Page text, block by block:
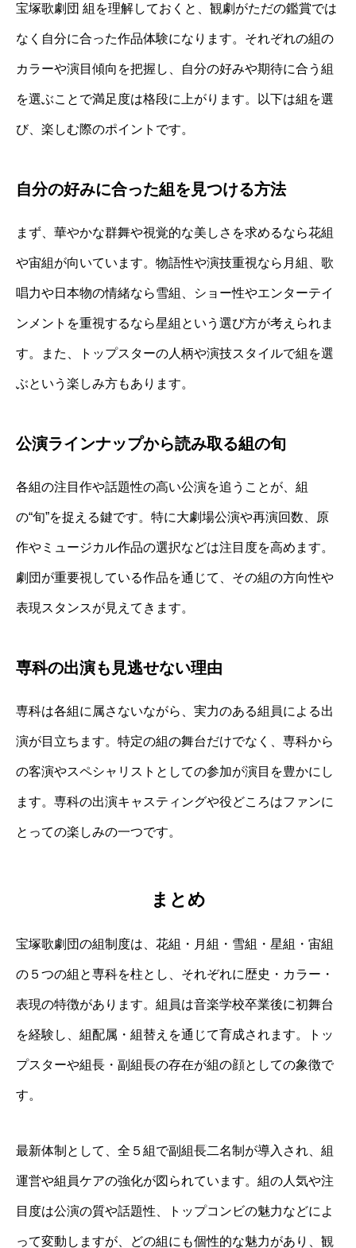
宝塚歌劇団 組を理解しておくと、観劇がただの鑑賞では
なく自分に合った作品体験になります。それぞれの組の
カラーや演目傾向を把握し、自分の好みや期待に合う組
を選ぶことで満足度は格段に上がります。以下は組を選
び、楽しむ際のポイントです。
自分の好みに合った組を見つける方法
まず、華やかな群舞や視覚的な美しさを求めるなら花組
や宙組が向いています。物語性や演技重視なら月組、歌
唱力や日本物の情緒なら雪組、ショー性やエンターテイ
ンメントを重視するなら星組という選び方が考えられま
す。また、トップスターの人柄や演技スタイルで組を選
ぶという楽しみ方もあります。
公演ラインナップから読み取る組の旬
各組の注目作や話題性の高い公演を追うことが、組
の“旬”を捉える鍵です。特に大劇場公演や再演回数、原
作やミュージカル作品の選択などは注目度を高めます。
劇団が重要視している作品を通じて、その組の方向性や
表現スタンスが見えてきます。
専科の出演も見逃せない理由
専科は各組に属さないながら、実力のある組員による出
演が目立ちます。特定の組の舞台だけでなく、専科から
の客演やスペシャリストとしての参加が演目を豊かにし
ます。専科の出演キャスティングや役どころはファンに
とっての楽しみの一つです。
まとめ
宝塚歌劇団の組制度は、花組・月組・雪組・星組・宙組
の５つの組と専科を柱とし、それぞれに歴史・カラー・
表現の特徴があります。組員は音楽学校卒業後に初舞台
を経験し、組配属・組替えを通じて育成されます。トッ
プスターや組長・副組長の存在が組の顔としての象徴で
す。
最新体制として、全５組で副組長二名制が導入され、組
運営や組員ケアの強化が図られています。組の人気や注
目度は公演の質や話題性、トップコンビの魅力などによ
って変動しますが、どの組にも個性的な魅力があり、観